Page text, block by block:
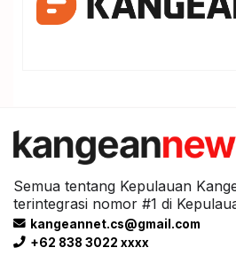
Semua tentang Kepulauan
terintegrasi nomor #1 di
kangeannet.cs@gmail.com
+62 838 3022 xxxx